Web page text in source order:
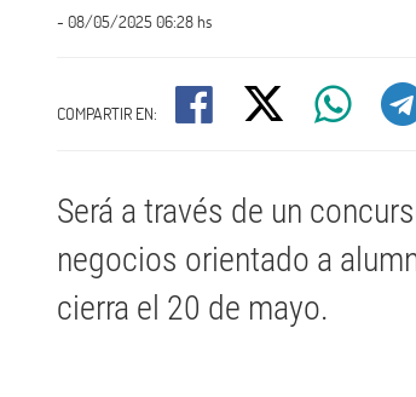
- 08/05/2025 06:28 hs
COMPARTIR EN:
Será a través de un
negocios orientado a
cierra el 20 de mayo.